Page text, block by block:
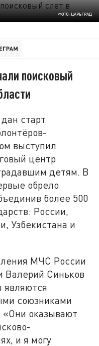
ФОТО: ЦАРЬГРАД
поисковый
старт
выступил
центр
детям. В
обрело
более 500
России,
Узбекистана и
МЧС России
Валерий Синьков
являются
союзниками
«Они оказывают
и я могу